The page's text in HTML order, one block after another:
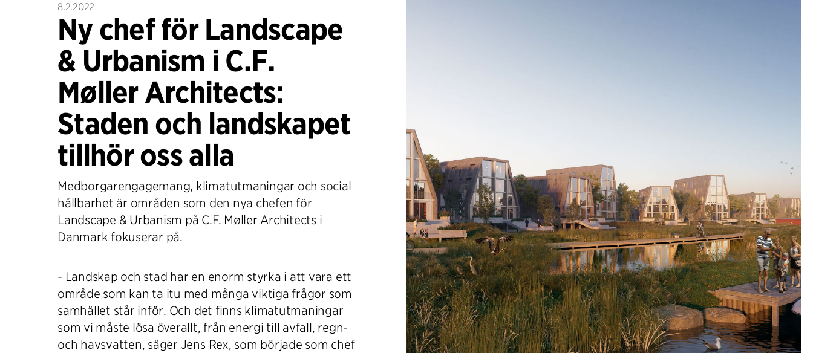
8.2.2022
Ny chef för Landscape
& Urbanism i C.F.
Møller Architects:
Staden och landskapet
tillhör oss alla
Medborgarengagemang, klimatutmaningar och social
hållbarhet är områden som den nya chefen för
Landscape & Urbanism på C.F. Møller Architects i
Danmark fokuserar på.
- Landskap och stad har en enorm styrka i att vara ett
område som kan ta itu med många viktiga frågor som
samhället står inför. Och det finns klimatutmaningar
som vi måste lösa överallt, från energi till avfall, regn-
och havsvatten, säger Jens Rex, som började som chef